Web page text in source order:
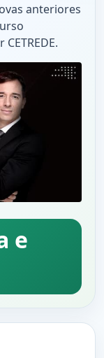
anteriores
e